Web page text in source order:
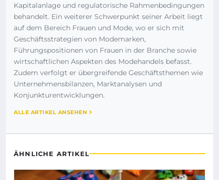
Kapitalanlage und regulatorische Rahmenbedingungen
behandelt. Ein weiterer Schwerpunkt seiner Arbeit liegt
auf dem Bereich Frauen und Mode, wo er sich mit
Geschäftsstrategien von Modemarken,
Führungspositionen von Frauen in der Branche sowie
wirtschaftlichen Aspekten des Modehandels befasst.
Zudem verfolgt er übergreifende Geschäftsthemen wie
Unternehmensbilanzen, Marktanalysen und
Konjunkturentwicklungen.
ALLE ARTIKEL ANSEHEN
ÄHNLICHE ARTIKEL